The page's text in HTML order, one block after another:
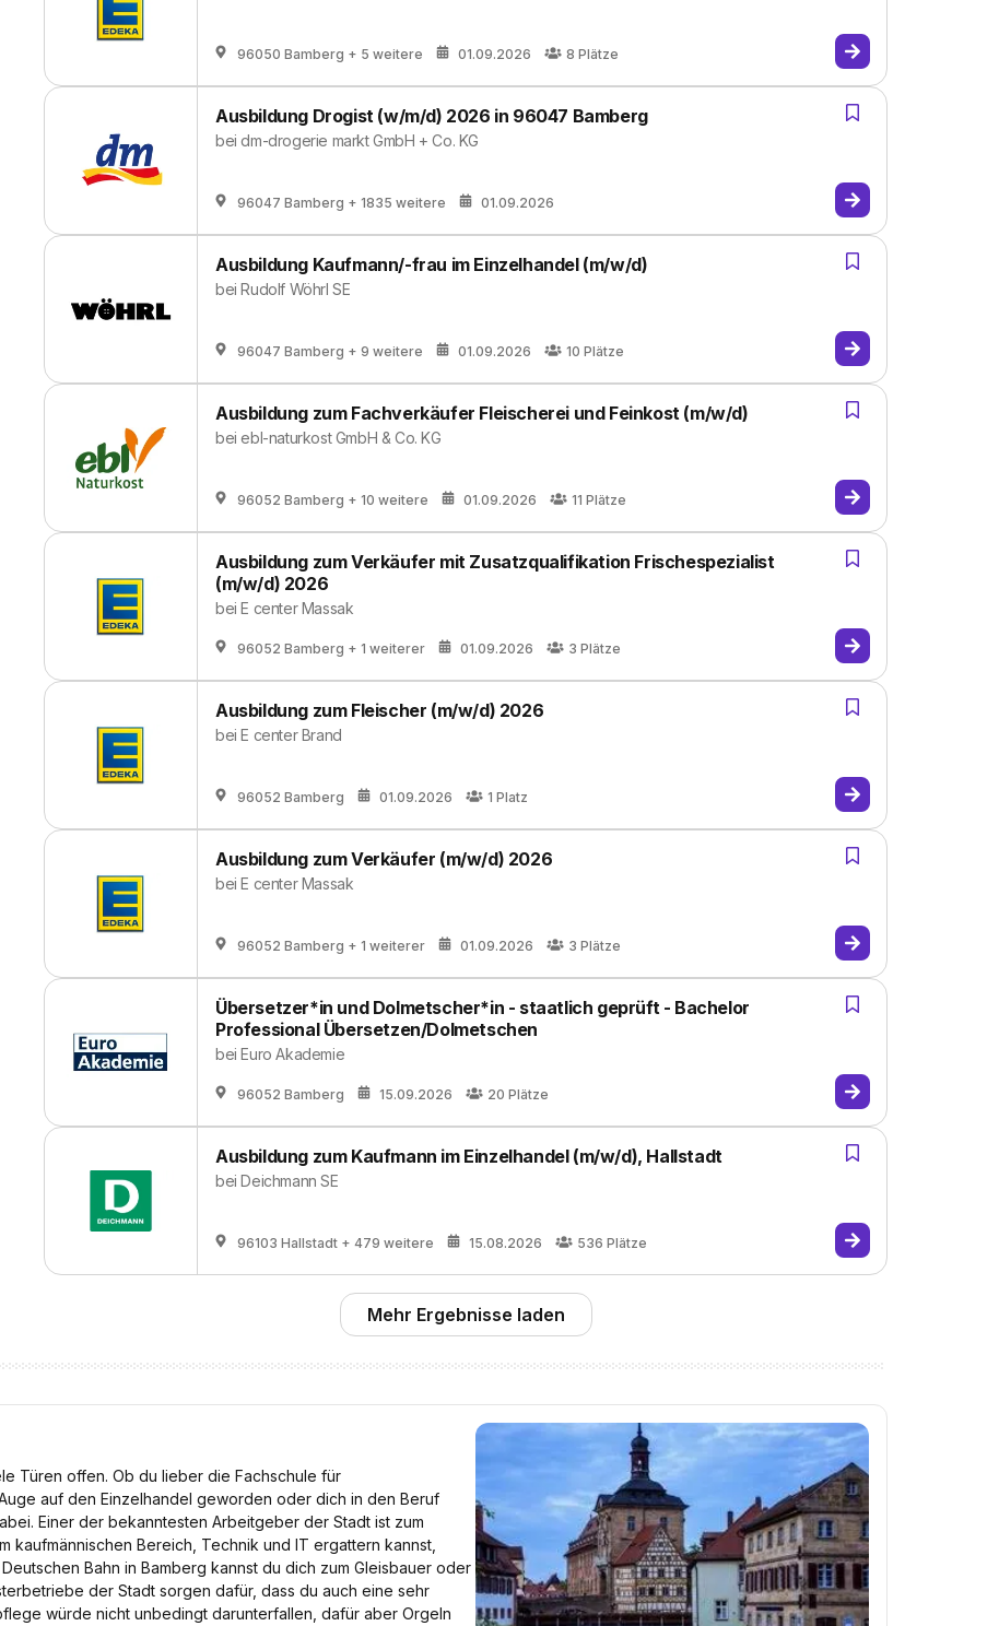
96050 Bamberg + 5 weitere 01.09.2026 8 Plätze
Ausbildung Drogist (w/m/d) 2026 in 96047 Bamberg
beidm-drogerie markt GmbH + Co. KG
96047 Bamberg + 1835 weitere 01.09.2026
Ausbildung Kaufmann/-frau im Einzelhandel (m/w/d)
beiRudolf Wöhrl SE
96047 Bamberg + 9 weitere 01.09.2026 10 Plätze
Ausbildung zum Fachverkäufer Fleischerei und Feinkost (m/w/d)
beiebl-naturkost GmbH & Co. KG
96052 Bamberg + 10 weitere 01.09.2026 11 Plätze
Ausbildung zum Verkäufer mit Zusatzqualifikation Frischespezialist
(m/w/d) 2026
beiE center Massak
96052 Bamberg + 1 weiterer 01.09.2026 3 Plätze
Ausbildung zum Fleischer (m/w/d) 2026
beiE center Brand
96052 Bamberg 01.09.2026 1 Platz
Ausbildung zum Verkäufer (m/w/d) 2026
beiE center Massak
96052 Bamberg + 1 weiterer 01.09.2026 3 Plätze
Übersetzer*in und Dolmetscher*in - staatlich geprüft - Bachelor
Professional Übersetzen/Dolmetschen
beiEuro Akademie
96052 Bamberg 15.09.2026 20 Plätze
Ausbildung zum Kaufmann im Einzelhandel (m/w/d), Hallstadt
beiDeichmann SE
96103 Hallstadt + 479 weitere 15.08.2026 536 Plätze
Mehr Ergebnisse laden
Türen offen. Ob du lieber die Fachschule für
auf den Einzelhandel geworden oder dich in den Beruf
Einer der bekanntesten Arbeitgeber der Stadt ist zum
kaufmännischen Bereich, Technik und IT ergattern kannst,
Bahn in Bamberg kannst du dich zum Gleisbauer oder
der Stadt sorgen dafür, dass du auch eine sehr
würde nicht unbedingt darunterfallen, dafür aber Orgeln